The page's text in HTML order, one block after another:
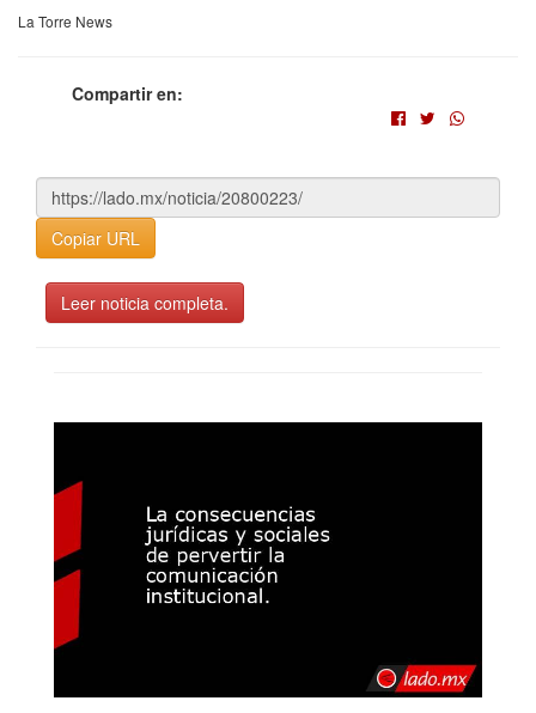
La Torre News
Compartir en:
Copiar URL
Leer noticia completa.